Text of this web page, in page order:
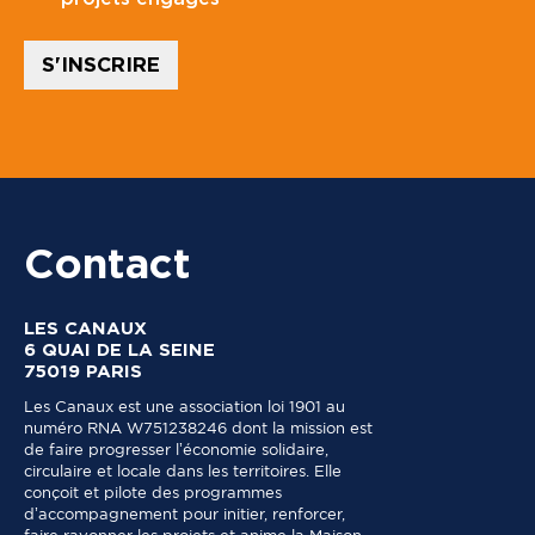
S'INSCRIRE
Contact
LES CANAUX
6 QUAI DE LA SEINE
75019 PARIS
Les Canaux est une association loi 1901 au
numéro RNA W751238246 dont la mission est
de faire progresser l’économie solidaire,
circulaire et locale dans les territoires. Elle
conçoit et pilote des programmes
d’accompagnement pour initier, renforcer,